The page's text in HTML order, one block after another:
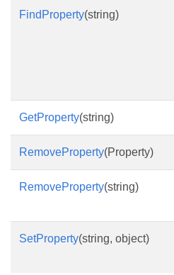
FindProperty(string)
GetProperty(string)
RemoveProperty(Property)
RemoveProperty(string)
SetProperty(string, object)